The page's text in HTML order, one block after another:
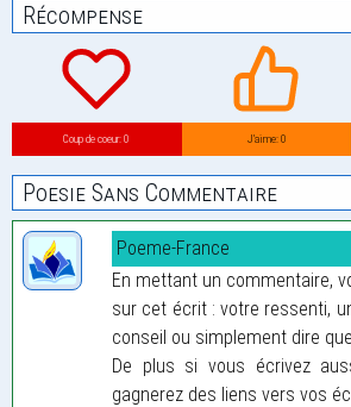
Récompense
Coup de coeur: 0 J’aime: 0
Poesie Sans Commentaire
Poeme-France
En mettant un commentaire,
sur cet écrit : votre ressenti,
conseil ou simplement dire
De plus si vous écrivez
gagnerez des liens vers vos